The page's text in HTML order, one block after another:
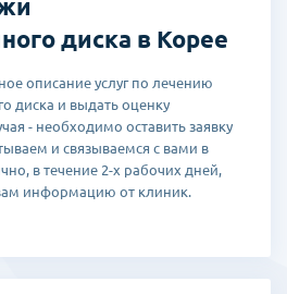
вмешательства позволяет
риск осложнений и сократить
операции проводятся в основном
среднее время госпитализации в
и реабилитации занимает 5-7 дней,
спокойно может лететь домой.
зарядка, которую пациент сможет
Кореи, врачи ежедневно
позвоночнике, поэтому имеют
диска в Корее
описание услуг по лечению
диска и выдать оценку
- необходимо оставить заявку
и связываемся с вами в
в течение 2-х рабочих дней,
информацию от клиник.